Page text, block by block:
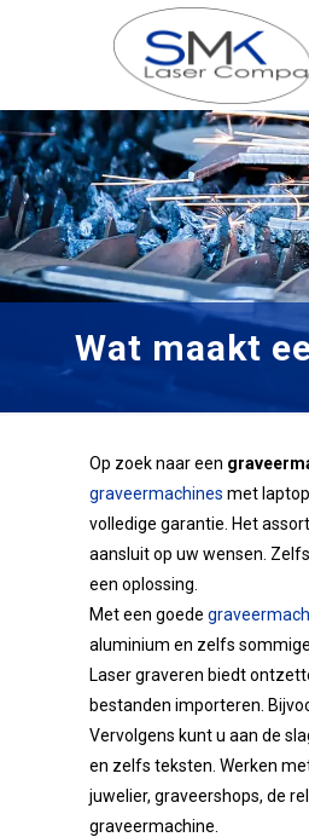
Wat maakt
Op zoek naar een
graveermachines met
volledige garantie. Het
aansluit op uw wensen.
een oplossing.
Met een goede
aluminium en zelfs
Laser graveren biedt
bestanden importeren.
Vervolgens kunt u aan de
en zelfs teksten. Werken
juwelier, graveershops, de
graveermachine.